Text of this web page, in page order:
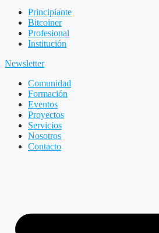
Principiante
Bitcoiner
Profesional
Institución
Newsletter
Comunidad
Formación
Eventos
Proyectos
Servicios
Nosotros
Contacto